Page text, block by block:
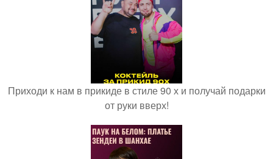
Приходи к нам в прикиде в стиле 90 х и получай подарки
от руки вверх!